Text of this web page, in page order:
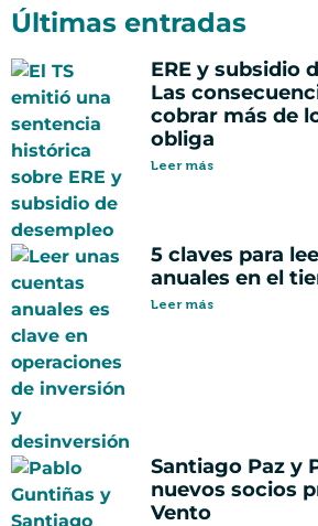
Últimas entradas
ERE y subsidio
Las
cobrar más de
obliga
Leer más
5 claves para
anuales en el
Leer más
Santiago Paz y
nuevos socios
Vento